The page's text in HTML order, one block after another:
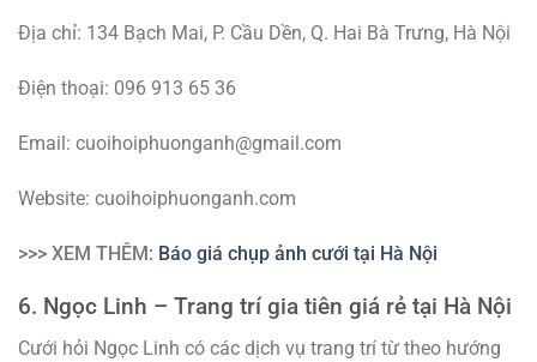
Địa chỉ: 134 Bạch Mai, P. Cầu Dền, Q. Hai Bà Trưng, Hà Nội
Điện thoại: 096 913 65 36
Email: cuoihoiphuonganh@gmail.com
Website: cuoihoiphuonganh.com
>>> XEM THÊM: Báo giá chụp ảnh cưới tại Hà Nội
6. Ngọc Linh – Trang trí gia tiên giá rẻ tại Hà Nội
Cưới hỏi Ngọc Linh có các dịch vụ trang trí từ theo hướng